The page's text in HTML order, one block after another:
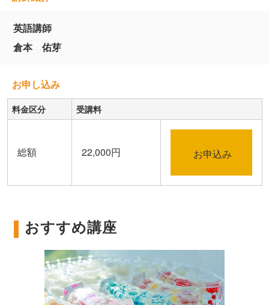
英語講師
倉本 佑芽
お申し込み
料金区分 受講料
総額 22,000円 お申込み
おすすめ講座